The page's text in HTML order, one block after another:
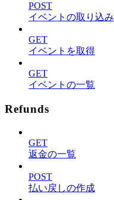
POST
イベントの取り込み
GET
イベントを取得
GET
イベントの一覧
Refunds
GET
返金の一覧
POST
払い戻しの作成